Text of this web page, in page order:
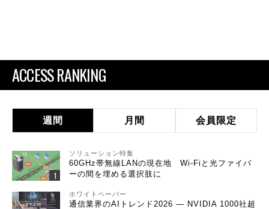
ACCESS RANKING
週間 月間 会員限定
ソリューション特集
60GHz帯無線LANの現在地 Wi-Fiと光ファイバ
ーの間を埋める選択肢に
ホワイトペーパー
通信業界のAIトレンド2026 ― NVIDIA 1000社超